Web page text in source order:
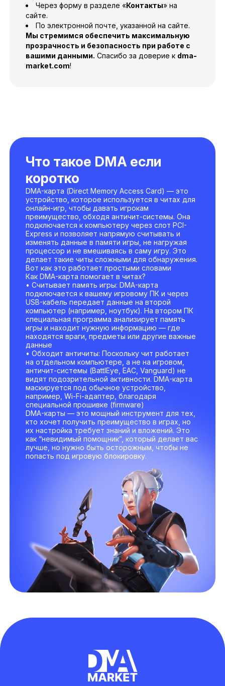
Через форму в разделе «Контакты» на
сайте.
По электронной почте, указанной на сайте.
Мы стремимся обеспечить максимальную
прозрачность и безопасность при работе с
вашими данными. Спасибо за доверие к dma-
market.com!
Что такое DMA если
коротко
DMA-карта (Direct Memory Access Card) — это
устройство, которое используется в читах для
онлайн-игр, чтобы давать игрокам
преимущество, обходя античит-системы. Она
подключается к компьютеру через слот PCI-
Express и позволяет напрямую считывать и
изменять данные в памяти игры, не нагружая
процессор и не вмешиваясь в саму игру. Это
делает такие читы сложными для обнаружения.
Вот как это работает простыми словами
Как DMA-карта помогает в читах?
• Считывает память игры: DMA-карта
подключается к вашему игровому ПК и через
USB-кабель передает данные на второй
компьютер (например, ноутбук). На втором ПК
специальная программа анализирует память
игры и находит нужную информацию — где
находятся враги, предметы или другие важные
данные
• Обходит античиты: Поскольку чит работает
на отдельном компьютере, а не на игровом,
античит-системы (BattlEye, EAC, Vanguard) не
видят подозрительной активности. DMA-карта
маскируется под обычное устройство,
например, Wi-Fi-адаптер, благодаря
специальной прошивке (firmware)
DMA-карты — это мощный инструмент для тех,
кто хочет получить преимущество в играх, но
их настройка требует знаний и вложений. Это
как “невидимый помощник”, который делает вас
лучше, но нужно быть осторожным, чтобы не
попасть под игровую блокировку.